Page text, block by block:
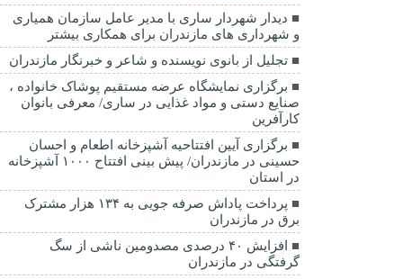
دیدار شهردار ساری با مدیر عامل سازمان همیاری
و شهرداری های مازندران برای همکاری بیشتر
تجلیل از بانوی نویسنده و شاعر و خبرنگار مازندران
برگزاری نمایشگاه عرضه مستقیم پوشاک خانواده ،
صنایع دستی و مواد غذایی در ساری/ معرفی بانوان
کارآفرین
برگزاری آیین افتتاحیه آشپزخانه اطعام و احسان
حسینی در مازندران/ پیش بینی افتتاح ۱۰۰۰ آشپزخانه
در استان
پرداخت پاداش صرفه جویی به ۱۳۴ هزار مشترک
برق در مازندران
افزایش ۴۰ درصدی مصدومین ناشی از سگ
گرفتگی در مازندران